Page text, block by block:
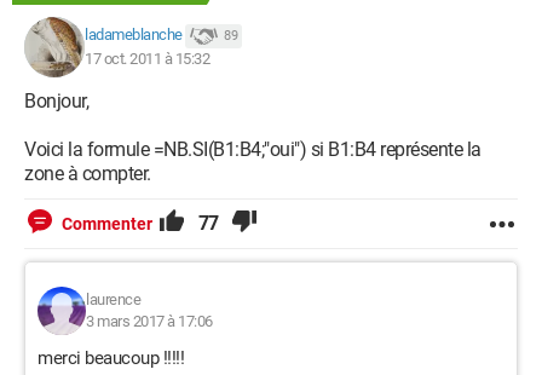
ladameblanche 89
17 oct. 2011 à 15:32
Bonjour,
Voici la formule =NB.SI(B1:B4;"oui") si B1:B4 représente la
zone à compter.
Commenter 77
laurence
3 mars 2017 à 17:06
merci beaucoup !!!!!